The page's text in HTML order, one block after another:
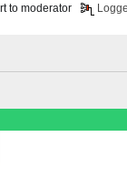
to moderator